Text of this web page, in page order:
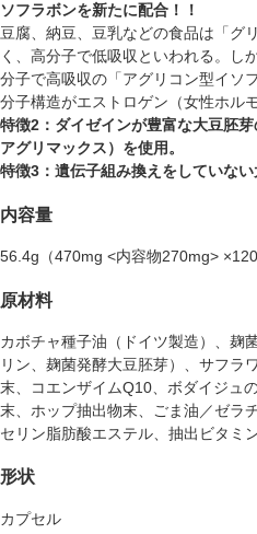
ソフラボンを新たに配合！！
豆腐、納豆、豆乳などの食品は「グ
く、高分子で低吸収といわれる。し
分子で高吸収の「アグリコン型イソ
分子構造がエストロゲン（女性ホル
特徴2：ダイゼインが豊富な大豆胚
アグリマックス）を使用。
特徴3： 遺伝子組み換えをしていない
内容量
56.4g（470mg <内容物270mg> ×120
原材料
カボチャ種子油（ドイツ製造）、麹
リン、麹菌発酵大豆胚芽）、サフラ
末、コエンザイムQ10、ボダイジュ
末、ホップ抽出物末、ごま油／ゼラ
セリン脂肪酸エステル、抽出ビタミ
形状
カプセル